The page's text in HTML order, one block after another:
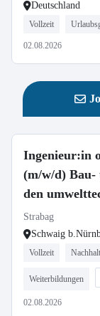
Deutschland
Vollzeit
02.08.2026
Ingenieur:in
(m/w/d)
den
Strabag
Schwaig
Vollzeit
Weiterbildungen
02.08.2026